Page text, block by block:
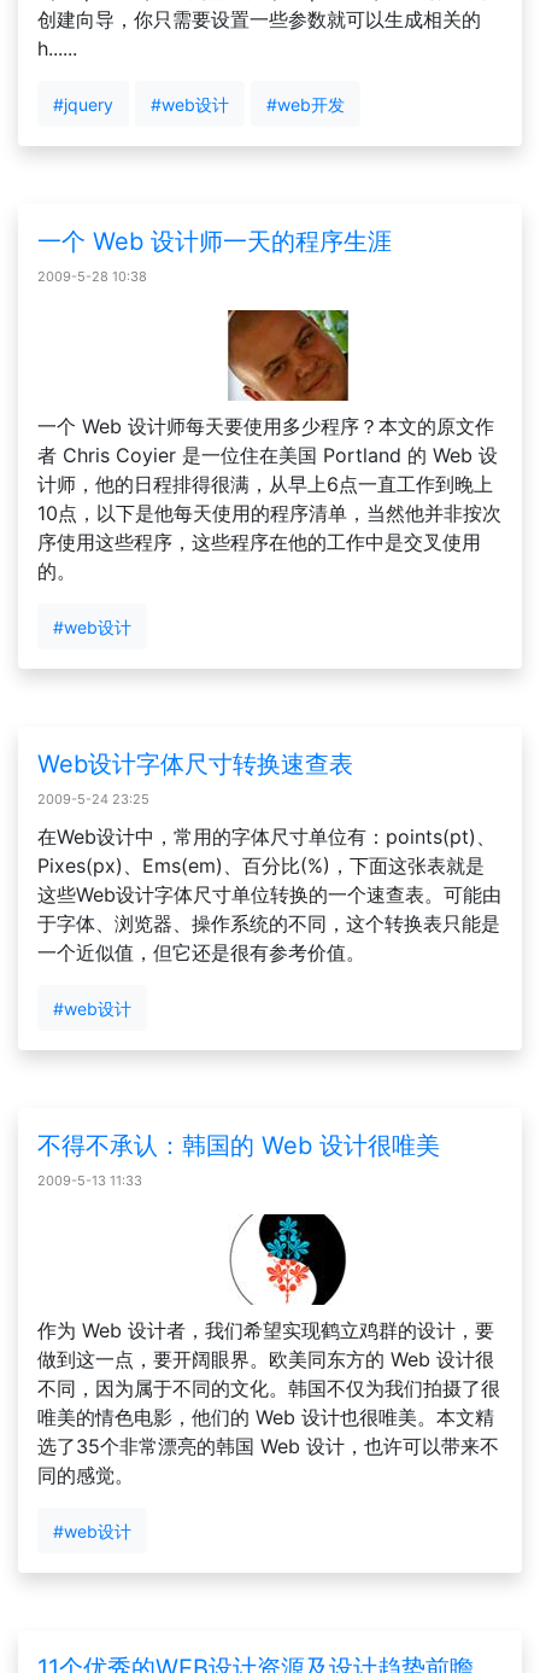
创建向导，你只需要设置一些参数就可以生成相关的
h......
#jquery #web设计 #web开发
一个 Web 设计师一天的程序生涯
2009-5-28 10:38
一个 Web 设计师每天要使用多少程序？本文的原文作
者 Chris Coyier 是一位住在美国 Portland 的 Web 设
计师，他的日程排得很满，从早上6点一直工作到晚上
10点，以下是他每天使用的程序清单，当然他并非按次
序使用这些程序，这些程序在他的工作中是交叉使用
的。
#web设计
Web设计字体尺寸转换速查表
2009-5-24 23:25
在Web设计中，常用的字体尺寸单位有：points(pt)、
Pixes(px)、Ems(em)、百分比(%)，下面这张表就是
这些Web设计字体尺寸单位转换的一个速查表。可能由
于字体、浏览器、操作系统的不同，这个转换表只能是
一个近似值，但它还是很有参考价值。
#web设计
不得不承认：韩国的 Web 设计很唯美
2009-5-13 11:33
作为 Web 设计者，我们希望实现鹤立鸡群的设计，要
做到这一点，要开阔眼界。欧美同东方的 Web 设计很
不同，因为属于不同的文化。韩国不仅为我们拍摄了很
唯美的情色电影，他们的 Web 设计也很唯美。本文精
选了35个非常漂亮的韩国 Web 设计，也许可以带来不
同的感觉。
#web设计